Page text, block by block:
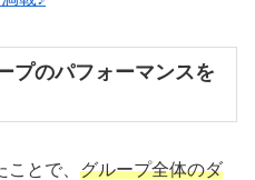
プのパフォーマンスを
とで、 グループ全体のダ